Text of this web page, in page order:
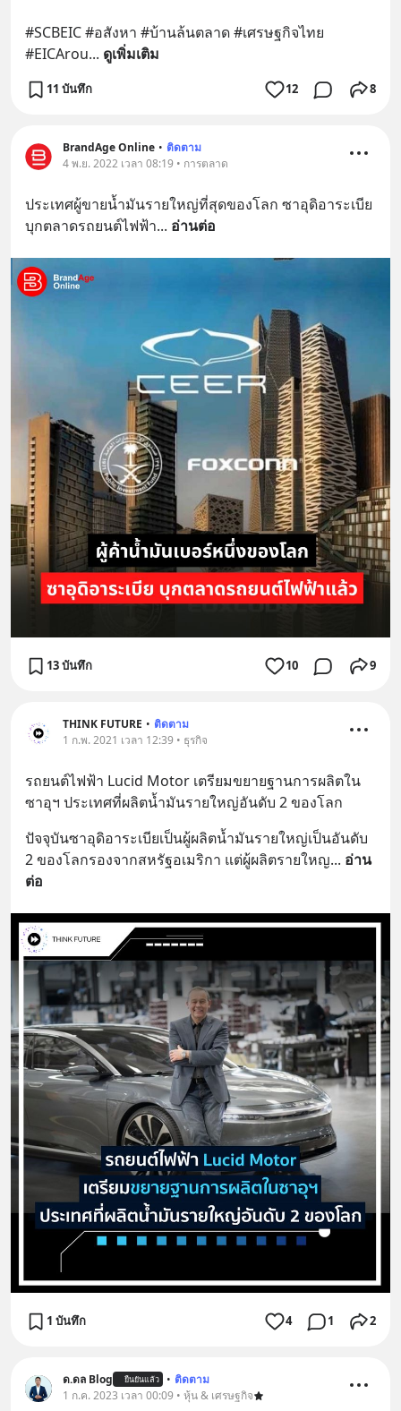
#SCBEIC #อสังหา #บ้านล้นตลาด #เศรษฐกิจไทย
#EICArou... ดูเพิ่มเติม
11 บันทึก 12 8
BrandAge Online • ติดตาม
4 พ.ย. 2022 เวลา 08:19 • การตลาด
ประเทศผู้ขายน้ำมันรายใหญ่ที่สุดของโลก ซาอุดิอาระเบีย
บุกตลาดรถยนต์ไฟฟ้า... อ่านต่อ
13 บันทึก 10 9
THINK FUTURE • ติดตาม
1 ก.พ. 2021 เวลา 12:39 • ธุรกิจ
รถยนต์ไฟฟ้า Lucid Motor เตรียมขยายฐานการผลิตใน
ซาอุฯ ประเทศที่ผลิตน้ำมันรายใหญ่อันดับ 2 ของโลก
ปัจจุบันซาอุดิอาระเบียเป็นผู้ผลิตน้ำมันรายใหญ่เป็นอันดับ
2 ของโลกรองจากสหรัฐอเมริกา แต่ผู้ผลิตรายใหญ... อ่าน
ต่อ
1 บันทึก 4 1 2
ด.ดล Blog ยืนยันแล้ว • ติดตาม
1 ก.ค. 2023 เวลา 00:09 • หุ้น & เศรษฐกิจ